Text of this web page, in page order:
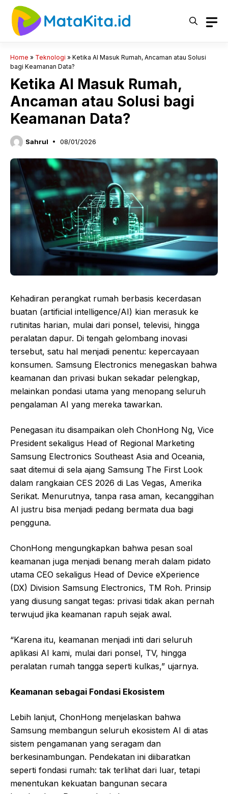
Langsung
Home » Teknologi » Ketika AI Masuk Rumah, Ancaman atau Solusi
bagi Keamanan Data?
Ketika AI Masuk Rumah,
Ancaman atau Solusi bagi
Keamanan Data?
Sahrul 08/01/2026
Kehadiran perangkat rumah berbasis kecerdasan
buatan (artificial intelligence/AI) kian merasuk ke
rutinitas harian, mulai dari ponsel, televisi, hingga
peralatan dapur. Di tengah gelombang inovasi
tersebut, satu hal menjadi penentu: kepercayaan
konsumen. Samsung Electronics menegaskan bahwa
keamanan dan privasi bukan sekadar pelengkap,
melainkan pondasi utama yang menopang seluruh
pengalaman AI yang mereka tawarkan.
Penegasan itu disampaikan oleh ChonHong Ng, Vice
President sekaligus Head of Regional Marketing
Samsung Electronics Southeast Asia and Oceania,
saat ditemui di sela ajang Samsung The First Look
dalam rangkaian CES 2026 di Las Vegas, Amerika
Serikat. Menurutnya, tanpa rasa aman, kecanggihan
AI justru bisa menjadi pedang bermata dua bagi
pengguna.
ChonHong mengungkapkan bahwa pesan soal
keamanan juga menjadi benang merah dalam pidato
utama CEO sekaligus Head of Device eXperience
(DX) Division Samsung Electronics, TM Roh. Prinsip
yang diusung sangat tegas: privasi tidak akan pernah
terwujud jika keamanan rapuh sejak awal.
“Karena itu, keamanan menjadi inti dari seluruh
aplikasi AI kami, mulai dari ponsel, TV, hingga
peralatan rumah tangga seperti kulkas,” ujarnya.
Keamanan sebagai Fondasi Ekosistem
Lebih lanjut, ChonHong menjelaskan bahwa
Samsung membangun seluruh ekosistem AI di atas
sistem pengamanan yang seragam dan
berkesinambungan. Pendekatan ini diibaratkan
seperti fondasi rumah: tak terlihat dari luar, tetapi
menentukan kekuatan bangunan secara